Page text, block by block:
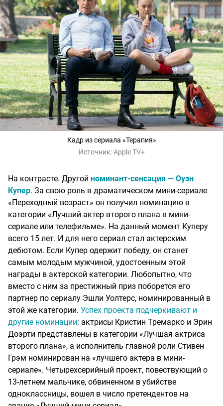
Кадр из сериала «Терапия»
Источник:Apple TV+
На контрасте. Другой номинант-сенсация — Оуэн
Купер. За свою роль в драматическом мини-сериале
«Переходный возраст» он получил номинацию в
категории «Лучший актер второго плана в мини-
сериале или телефильме». На данный момент Куперу
всего 15 лет. И для него сериал стал актерским
дебютом. Если Купер одержит победу, он станет
самым молодым мужчиной, удостоенным этой
награды в актерской категории. Любопытно, что
вместо с ним за престижный приз поборется его
партнер по сериалу Эшли Уолтерс, номинированный в
этой же категории. Успех проекта подчеркивают и
другие номинации: актрисы Кристин Тремарко и Эрин
Доэрти представлены в категории «Лучшая актриса
второго плана», а исполнитель главной роли Стивен
Грэм номинирован на «лучшего актера в мини-
сериале». Четырехсерийный проект, повествующий о
13-летнем мальчике, обвиненном в убийстве
одноклассницы, вошел в число претендентов на